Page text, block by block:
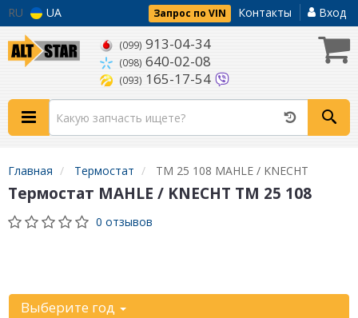
RU UA Запрос по VIN Контакты Вход
(099) 913-04-34
(098) 640-02-08
(093) 165-17-54
Главная Термостат TM 25 108 MAHLE / KNECHT
Термостат MAHLE / KNECHT TM 25 108
0 отзывов
Выберите год